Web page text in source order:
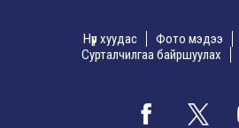
Нүүр хуудас Фото мэдээ
Сурталчилгаа байршуулах